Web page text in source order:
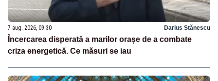
7 aug. 2026, 09:30 Darius Stănescu
Încercarea disperată a marilor orașe de a combate
criza energetică. Ce măsuri se iau